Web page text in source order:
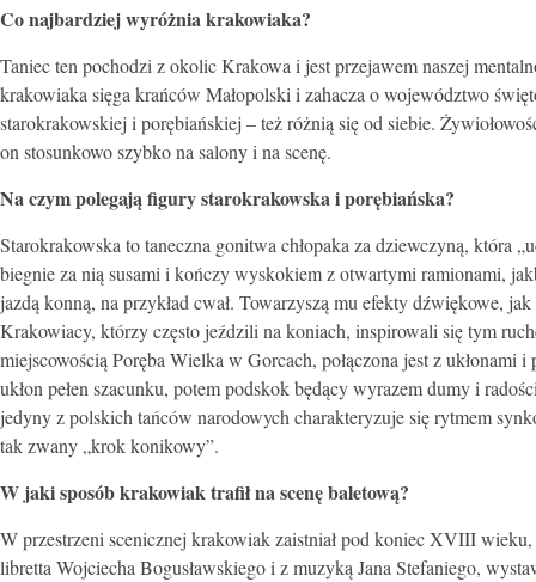
Co najbardziej wyróżnia krakowiaka?
Taniec ten pochodzi z okolic Krakowa i jest przejawem naszej
krakowiaka sięga krańców Małopolski i zahacza o województwo
starokrakowskiej i porębiańskiej – też różnią się od siebie.
on stosunkowo szybko na salony i na scenę.
Na czym polegają figury starokrakowska i porębiańska?
Starokrakowska to taneczna gonitwa chłopaka za dziewczyną, która
biegnie za nią susami i kończy wyskokiem z otwartymi ramionami,
jazdą konną, na przykład cwał. Towarzyszą mu efekty dźwiękowe,
Krakowiacy, którzy często jeździli na koniach, inspirowali się tym
miejscowością Poręba Wielka w Gorcach, połączona jest z
ukłon pełen szacunku, potem podskok będący wyrazem dumy i
jedyny z polskich tańców narodowych charakteryzuje się rytmem
tak zwany „krok konikowy”.
W jaki sposób krakowiak trafił na scenę baletową?
W przestrzeni scenicznej krakowiak zaistniał pod koniec XVIII
libretta Wojciecha Bogusławskiego i z muzyką Jana Stefaniego,